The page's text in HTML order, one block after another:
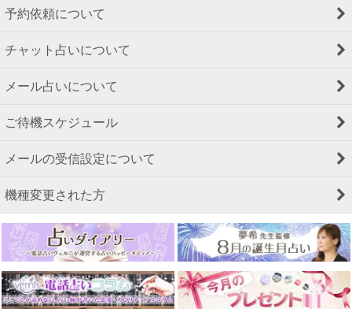
予約依頼について
チャット占いについて
メール占いについて
ご待機スケジュール
メールの受信設定について
機種変更された方